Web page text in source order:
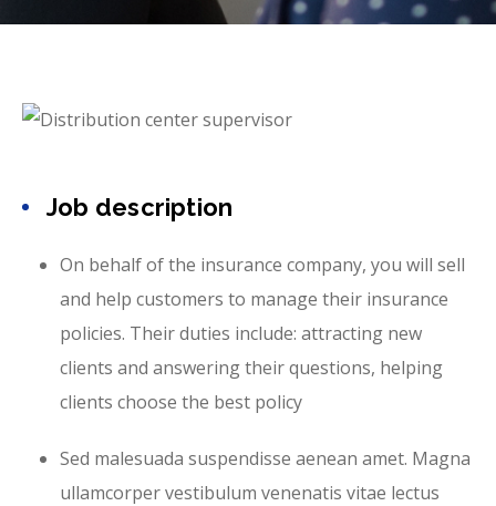
Job description
On behalf of the insurance company, you will sell
and help customers to manage their insurance
policies. Their duties include: attracting new
clients and answering their questions, helping
clients choose the best policy
Sed malesuada suspendisse aenean amet. Magna
ullamcorper vestibulum venenatis vitae lectus